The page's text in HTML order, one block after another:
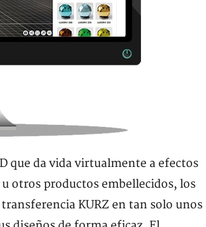
que da vida virtualmente a efectos
otros productos embellecidos, los
KURZ en tan solo unos